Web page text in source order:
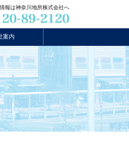
報は神奈川地所株式会社へ
案内